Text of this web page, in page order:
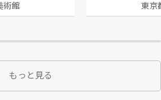
術館 東京
もっと見る